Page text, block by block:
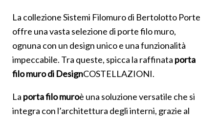
La collezione Sistemi Filomuro di Bertolotto Porte
offre una vasta selezione di porte filo muro,
ognuna con un design unico e una funzionalità
impeccabile. Tra queste, spicca la raffinata porta
filo muro di DesignCOSTELLAZIONI.
La porta filo muroè una soluzione versatile che si
integra con l’architettura degli interni, grazie al